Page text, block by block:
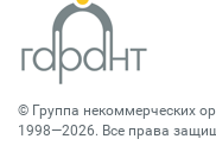
© Группа некоммерческих
1998—2026. Все права